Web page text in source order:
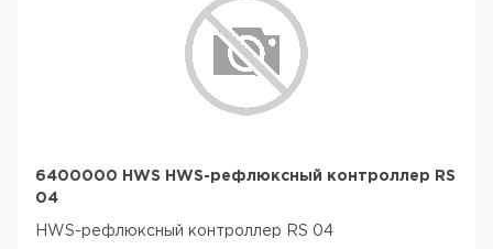
6400000 HWS HWS-рефлюксный контроллер RS
04
HWS-рефлюксный контроллер RS 04